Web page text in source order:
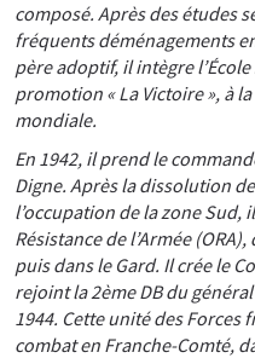
composé. Après des études
fréquents déménagements
père adoptif, il intègre
promotion « La Victoire », à
mondiale.
En 1942, il prend le
Digne. Après la dissolution
l’occupation de la zone Sud,
Résistance de l’Armée
puis dans le Gard. Il crée le
rejoint la 2ème DB du
1944. Cette unité des Forces
combat en Franche-Comté,